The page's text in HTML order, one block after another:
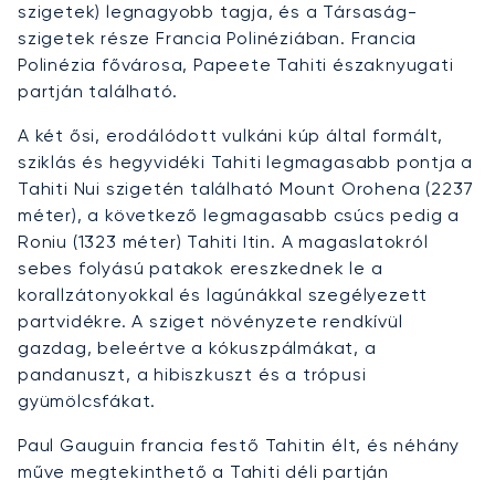
szigetek) legnagyobb tagja, és a Társaság-
szigetek része Francia Polinéziában. Francia
Polinézia fővárosa, Papeete Tahiti északnyugati
partján található.
A két ősi, erodálódott vulkáni kúp által formált,
sziklás és hegyvidéki Tahiti legmagasabb pontja a
Tahiti Nui szigetén található Mount Orohena (2237
méter), a következő legmagasabb csúcs pedig a
Roniu (1323 méter) Tahiti Itin. A magaslatokról
sebes folyású patakok ereszkednek le a
korallzátonyokkal és lagúnákkal szegélyezett
partvidékre. A sziget növényzete rendkívül
gazdag, beleértve a kókuszpálmákat, a
pandanuszt, a hibiszkuszt és a trópusi
gyümölcsfákat.
Paul Gauguin francia festő Tahitin élt, és néhány
műve megtekinthető a Tahiti déli partján